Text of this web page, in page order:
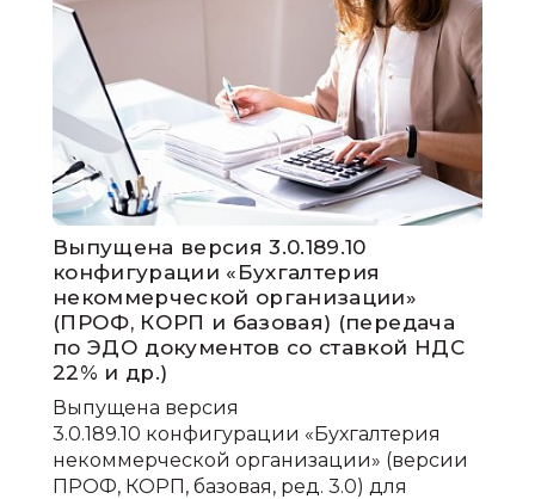
Выпущена версия 3.0.189.10
конфигурации «Бухгалтерия
некоммерческой организации»
(ПРОФ, КОРП и базовая) (передача
по ЭДО документов со ставкой НДС
22% и др.)
Выпущена версия
3.0.189.10 конфигурации «Бухгалтерия
некоммерческой организации» (версии
ПРОФ, КОРП, базовая, ред. 3.0) для